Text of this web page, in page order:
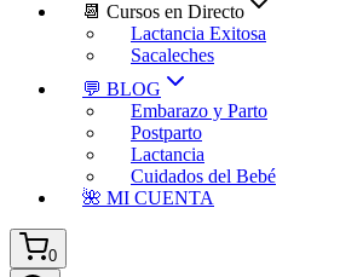
📆 Cursos en Directo
Lactancia Exitosa
Sacaleches
💬 BLOG
Embarazo y Parto
Postparto
Lactancia
Cuidados del Bebé
🌺 MI CUENTA
0